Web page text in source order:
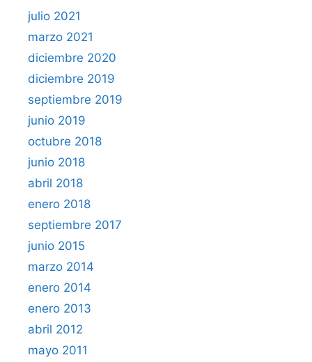
julio 2021
marzo 2021
diciembre 2020
diciembre 2019
septiembre 2019
junio 2019
octubre 2018
junio 2018
abril 2018
enero 2018
septiembre 2017
junio 2015
marzo 2014
enero 2014
enero 2013
abril 2012
mayo 2011